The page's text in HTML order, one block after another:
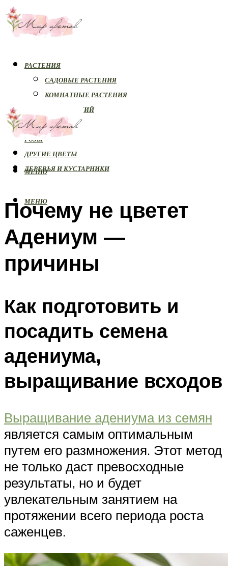
РАСТЕНИЯ
САДОВЫЕ РАСТЕНИЯ
КОМНАТНЫЕ РАСТЕНИЯ
БОЛЕЗНИ РАСТЕНИЙ
ОРХИДЕИ
РОЗЫ
ДРУГИЕ ЦВЕТЫ
ДЕРЕВЬЯ И КУСТАРНИКИ
МЕНЮ
МЕНЮ
Почему не цветет
Адениум —
причины
Как подготовить и
посадить семена
адениума,
выращивание всходов
Выращивание адениума из семян
является самым оптимальным
путем его размножения. Этот метод
не только даст превосходные
результаты, но и будет
увлекательным занятием на
протяжении всего периода роста
саженцев.